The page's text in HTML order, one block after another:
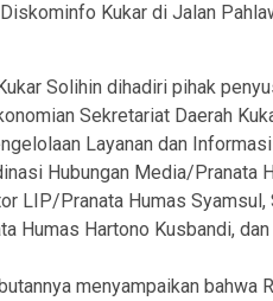
Kukar di Jalan
Solihin dihadiri pihak
Sekretariat Daerah
Layanan dan
Hubungan Media/Pranata
LIP/Pranata Humas
Humas Hartono Kusbandi,
menyampaikan bahwa